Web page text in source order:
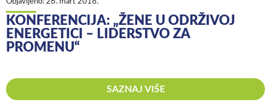
KONFERENCIJA: „ŽENE U ODRŽIVOJ
ENERGETICI – LIDERSTVO ZA
PROMENU“
SAZNAJ VIŠE